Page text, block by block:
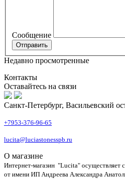
Сообщение
Недавно просмотренные
Контакты
Оставайтесь на связи
Санкт-Петербург, Васильевский
+7953-376-96-65
lucita@luciastonesspb.ru
О магазине
Интернет-магазин "Lucita" осуществляет
от имени ИП Андреева Александра